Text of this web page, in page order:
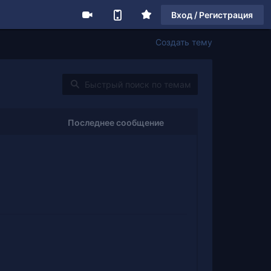
Вход / Регистрация
Создать тему
Последнее сообщение